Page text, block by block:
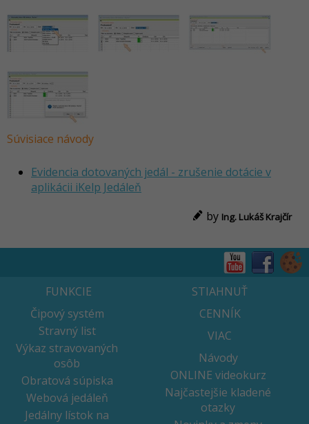
Súvisiace návody
Evidencia dotovaných jedál - zrušenie dotácie v
aplikácii iKelp Jedáleň
by Ing. Lukáš Krajčír
FUNKCIE
Čipový systém
Stravný list
Výkaz stravovaných
osôb
Obratová súpiska
Webová jedáleň
Jedálny lístok na
STIAHNUŤ
CENNÍK
VIAC
Návody
ONLINE videokurz
Najčastejšie kladené
otazky